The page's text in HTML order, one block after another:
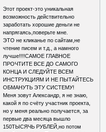
Этот проект-это уникальная
возможность действительно
заработать хорошие деньги не
напрягаясь,поверьте мне.
ЭТО не кликанье по сайтам,не
чтение писем и т.д., а намного
лучше!!!!САМОЕ ГЛАВНОЕ
ПРОЧТИТЕ ВСЕ ДО САМОГО
КОНЦА И СЛЕДУЙТЕ ВСЕМ
ИНСТРУКЦИЯМ И НЕ ПЫТАЙТЕСЬ
ОБМАНУТЬ ЭТУ СИСТЕМУ!
Меня зовут Александр, я не знаю,
какой я по счёту участник проекта,
но у меня реально получается, за
первые два месяца вышло
150ТЫСЯЧЬ РУБЛЕЙ,но потом